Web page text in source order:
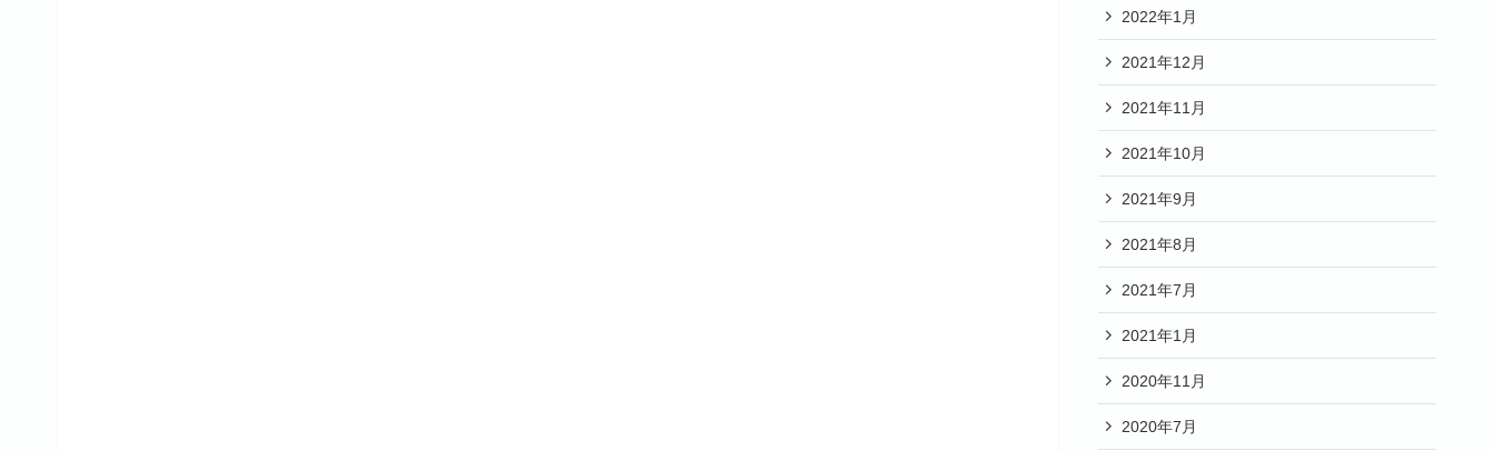
2022年1月
2021年12月
2021年11月
2021年10月
2021年9月
2021年8月
2021年7月
2021年1月
2020年11月
2020年7月